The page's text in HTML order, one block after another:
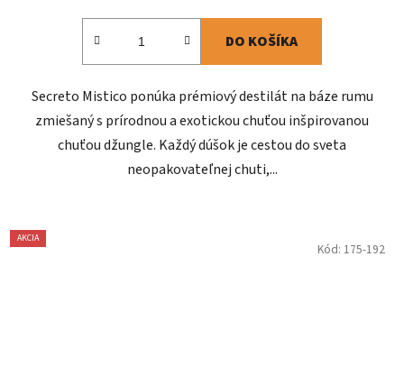
DO KOŠÍKA
Secreto Mistico ponúka prémiový destilát na báze rumu
zmiešaný s prírodnou a exotickou chuťou inšpirovanou
chuťou džungle. Každý dúšok je cestou do sveta
neopakovateľnej chuti,...
AKCIA
Kód: 175-192